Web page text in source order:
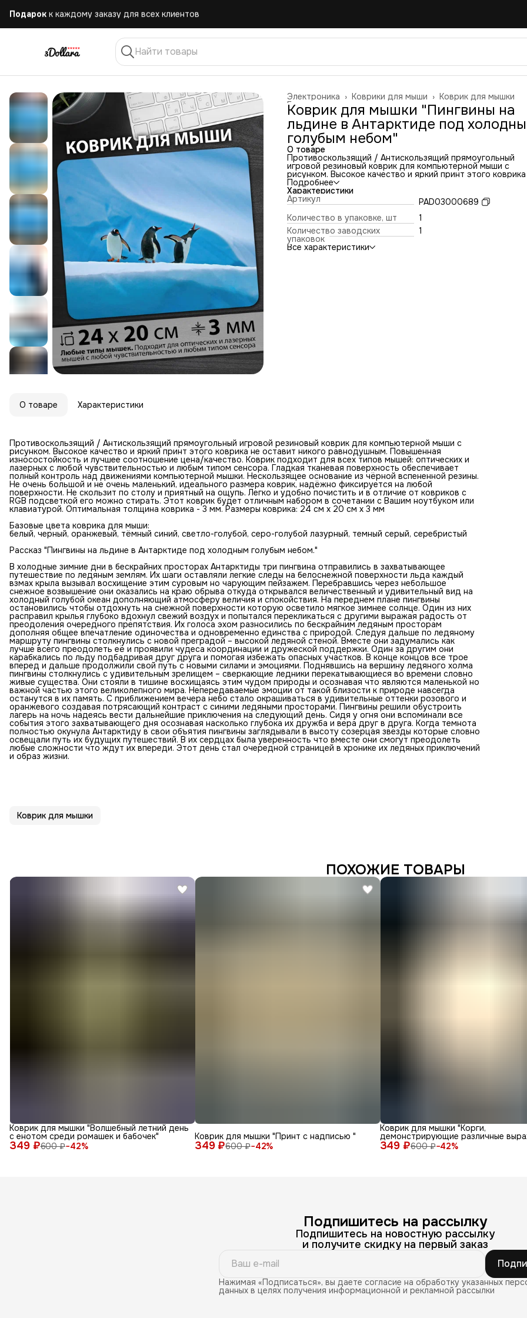
Бесплатная доставка при заказе от 10.000 руб.
Коврик для мышки
Коврики для мыши ›
Электроника ›
Главная
Коврик для мышки "Пингвины на
льдине в Антарктиде под
голубым небом"
О товаре
Противоскользящий / Антискользящий прямоугольный
игровой резиновый коврик для компьютерной мыши с
рисунком. Высокое качество и яркий принт этого коврика
оставит никого равнодушным. Повышенная
и лучшее соотношение цена/качество. Коврик подходит
всех типов мышей: оптических и лазерных с любой
чувствительностью и любым типом сенсора. Гладкая
тканевая поверхность обеспечивает полный контроль над
движениями компьютерной мышки. Нескользящее
из чёрной вспененной резины. Не очень большой и не
маленький, идеального размера коврик, надёжно
фиксируется на любой поверхности. Не скользит по столу
свежий воздух и попытался перекликаться с другими
выражая радость от преодоления очередного
Их голоса эхом разносились по бескрайним ледяным
просторам дополняя общее впечатление одиночества и
одновременно единства с природой. Следуя дальше по
ледяному маршруту пингвины столкнулись с новой
– высокой ледяной стеной. Вместе они задумались как
всего преодолеть её и проявили чудеса координации и
дружеской поддержки. Один за другим они карабкались
льду подбадривая друг друга и помогая избежать
продолжили свой путь с новыми силами и эмоциями.
Поднявшись на вершину ледяного холма пингвины
столкнулись с удивительным зрелищем – сверкающие
ледники перекатывающиеся во времени словно живые
природы и осознавая что являются маленькой но важной
частью этого великолепного мира. Непередаваемые
от такой близости к природе навсегда останутся в их
С приближением вечера небо стало окрашиваться в
удивительные оттенки розового и оранжевого создавая
потрясающий контраст с синими ледяными просторами.
Пингвины решили обустроить лагерь на ночь надеясь
дальнейшие приключения на следующий день. Сидя у огня
они вспоминали все события этого захватывающего дня
осознавая насколько глубока их дружба и вера друг в
Когда темнота полностью окунула Антарктиду в свои
объятия пингвины заглядывали в высоту созерцая звезды
которые словно освещали путь их будущих путешествий.
сердцах была уверенность что вместе они смогут
преодолеть любые сложности что ждут их впереди. Этот
день стал очередной страницей в хронике их ледяных
приключений и образ жизни.
Подробнее
Характеристики
Артикул
PAD03000689
Количество в упаковке, шт
1
Количество заводских
упаковок
1
Все характеристики
О товаре Характеристики
Противоскользящий / Антискользящий прямоугольный игровой резиновый коврик для компьютерной мыши с
рисунком. Высокое качество и яркий принт этого коврика не оставит никого равнодушным. Повышенная
износостойкость и лучшее соотношение цена/качество. Коврик подходит для всех типов мышей: оптических и
лазерных с любой чувствительностью и любым типом сенсора. Гладкая тканевая поверхность обеспечивает
полный контроль над движениями компьютерной мышки. Нескользящее основание из чёрной вспененной резины.
Не очень большой и не очень маленький, идеального размера коврик, надёжно фиксируется на любой
поверхности. Не скользит по столу и приятный на ощупь. Легко и удобно почистить и в отличие от ковриков с
RGB подсветкой его можно стирать. Этот коврик будет отличным набором в сочетании с Вашим ноутбуком или
клавиатурой. Оптимальная толщина коврика - 3 мм. Размеры коврика: 24 см x 20 см x 3 мм
Базовые цвета коврика для мыши:
белый, черный, оранжевый, тёмный синий, светло-голубой, серо-голубой лазурный, темный серый, серебристый
Рассказ "Пингвины на льдине в Антарктиде под холодным голубым небом."
В холодные зимние дни в бескрайних просторах Антарктиды три пингвина отправились в захватывающее
путешествие по ледяным землям. Их шаги оставляли легкие следы на белоснежной поверхности льда каждый
взмах крыла вызывал восхищение этим суровым но чарующим пейзажем. Перебравшись через небольшое
снежное возвышение они оказались на краю обрыва откуда открывался величественный и удивительный вид на
холодный голубой океан дополняющий атмосферу величия и спокойствия. На переднем плане пингвины
остановились чтобы отдохнуть на снежной поверхности которую осветило мягкое зимнее солнце. Один из них
расправил крылья глубоко вдохнул свежий воздух и попытался перекликаться с другими выражая радость от
преодоления очередного препятствия. Их голоса эхом разносились по бескрайним ледяным просторам
дополняя общее впечатление одиночества и одновременно единства с природой. Следуя дальше по ледяному
маршруту пингвины столкнулись с новой преградой – высокой ледяной стеной. Вместе они задумались как
лучше всего преодолеть её и проявили чудеса координации и дружеской поддержки. Один за другим они
карабкались по льду подбадривая друг друга и помогая избежать опасных участков. В конце концов все трое
вперед и дальше продолжили свой путь с новыми силами и эмоциями. Поднявшись на вершину ледяного холма
пингвины столкнулись с удивительным зрелищем – сверкающие ледники перекатывающиеся во времени словно
живые существа. Они стояли в тишине восхищаясь этим чудом природы и осознавая что являются маленькой но
важной частью этого великолепного мира. Непередаваемые эмоции от такой близости к природе навсегда
останутся в их память. С приближением вечера небо стало окрашиваться в удивительные оттенки розового и
оранжевого создавая потрясающий контраст с синими ледяными просторами. Пингвины решили обустроить
лагерь на ночь надеясь вести дальнейшие приключения на следующий день. Сидя у огня они вспоминали все
события этого захватывающего дня осознавая насколько глубока их дружба и вера друг в друга. Когда темнота
полностью окунула Антарктиду в свои объятия пингвины заглядывали в высоту созерцая звезды которые словно
освещали путь их будущих путешествий. В их сердцах была уверенность что вместе они смогут преодолеть
любые сложности что ждут их впереди. Этот день стал очередной страницей в хронике их ледяных приключений
и образ жизни.
Коврик для мышки
ПОХОЖИЕ ТОВАРЫ
349 ₽600 ₽−42%
Коврик для мышки "Волшебный летний день
с енотом среди ромашек и бабочек"
349 ₽600 ₽−42%
Коврик для мышки "Принт с надписью "
349 ₽600 ₽−42%
Коврик для мышки "Корги,
демонстрирующие различные
лица и эмоции на белом фоне"
Подпишитесь на рассылку
Подпишитесь на новостную рассылку
и получите скидку на первый заказ
Нажимая «Подписаться», вы даете согласие на обработку указанных
данных в целях получения информационной и рекламной рассылки